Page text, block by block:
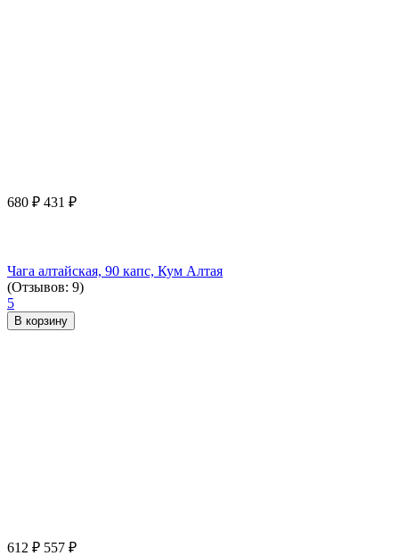
680 ₽ 431 ₽
Чага алтайская, 90 капс, Кум Алтая
(Отзывов: 9)
5
В корзину
612 ₽ 557 ₽